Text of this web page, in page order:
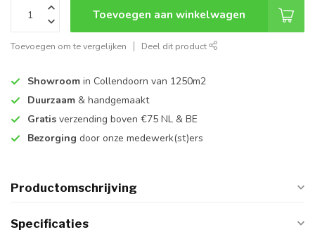
Toevoegen aan winkelwagen
Toevoegen om te vergelijken Deel dit product
Showroom in Collendoorn van 1250m2
Duurzaam & handgemaakt
Gratis verzending boven €75 NL & BE
Bezorging door onze medewerk(st)ers
Productomschrijving
Specificaties